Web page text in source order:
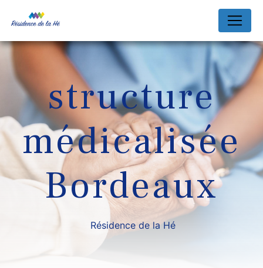
structure
médicalisée
Bordeaux
Résidence de la Hé